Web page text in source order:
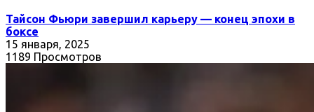
Тайсон Фьюри завершил карьеру — конец эпохи в
боксе
15 января, 2025
1189 Просмотров